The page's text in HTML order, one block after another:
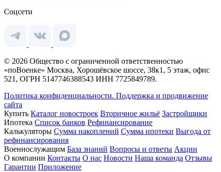
Соцсети
© 2026 Общество с ограниченной ответственностью
«поВоенке» Москва, Хорошёвское шоссе, 38к1, 5 этаж, офис
521, ОГРН 5147746388543 ИНН 7725849789.
Политика конфиденциальности. Поддержка и продвижение
сайта
Купить Каталог новостроек Вторичное жильё Застройщики
Ипотека Список банков Рефинансирование
Калькуляторы Сумма накоплений Сумма ипотеки Выгода от
рефинансирования
Военнослужащим База знаний Вопросы и ответы Акции
О компании Контакты О нас Новости Наша команда Отзывы
Гарантии Приложение